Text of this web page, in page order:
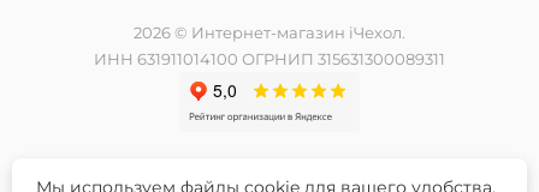
2026 © Интернет-магазин iЧехол.
ИНН 631911014100 ОГРНИП 315631300089311
Мы используем файлы cookie для вашего удобства.